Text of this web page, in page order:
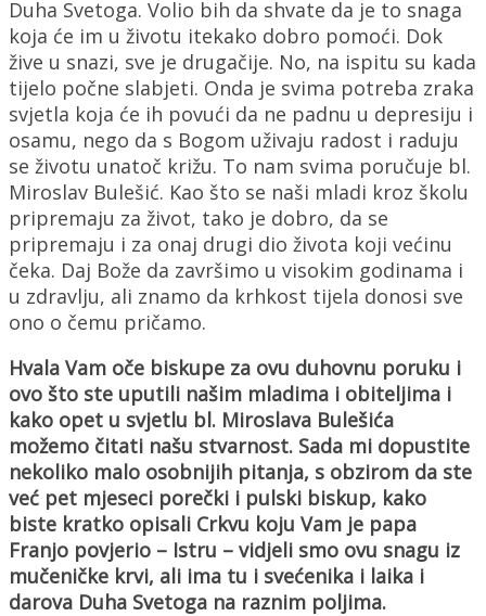
Duha Svetoga. Volio bih da shvate da je to snaga
koja će im u životu itekako dobro pomoći. Dok
žive u snazi, sve je drugačije. No, na ispitu su kada
tijelo počne slabjeti. Onda je svima potreba zraka
svjetla koja će ih povući da ne padnu u depresiju i
osamu, nego da s Bogom uživaju radost i raduju
se životu unatoč križu. To nam svima poručuje bl.
Miroslav Bulešić. Kao što se naši mladi kroz školu
pripremaju za život, tako je dobro, da se
pripremaju i za onaj drugi dio života koji većinu
čeka. Daj Bože da završimo u visokim godinama i
u zdravlju, ali znamo da krhkost tijela donosi sve
ono o čemu pričamo.
Hvala Vam oče biskupe za ovu duhovnu poruku i
ovo što ste uputili našim mladima i obiteljima i
kako opet u svjetlu bl. Miroslava Bulešića
možemo čitati našu stvarnost. Sada mi dopustite
nekoliko malo osobnijih pitanja, s obzirom da ste
već pet mjeseci porečki i pulski biskup, kako
biste kratko opisali Crkvu koju Vam je papa
Franjo povjerio – Istru – vidjeli smo ovu snagu iz
mučeničke krvi, ali ima tu i svećenika i laika i
darova Duha Svetoga na raznim poljima.